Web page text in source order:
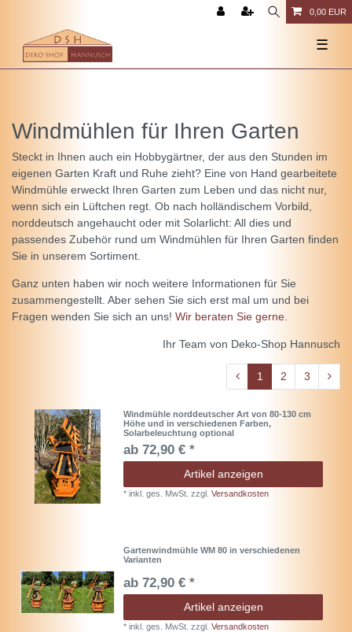
0,00 EUR
☰
Windmühlen für Ihren Garten
Steckt in Ihnen auch ein Hobbygärtner, der aus den Stunden im
eigenen Garten Kraft und Ruhe zieht? Eine von Hand gearbeitete
Windmühle erweckt Ihren Garten zum Leben und das nicht nur,
wenn sich ein Lüftchen regt. Ob nach holländischem Vorbild,
norddeutsch angehaucht oder mit Solarlicht: All dies und
passendes Zubehör rund um Windmühlen für Ihren Garten finden
Sie in unserem Sortiment.
Ganz unten haben wir noch weitere Informationen für Sie
zusammengestellt. Aber sehen Sie sich erst mal um und bei
Fragen wenden Sie sich an uns! Wir beraten Sie gerne.
Ihr Team von Deko-Shop Hannusch
1 2 3
Windmühle norddeutscher Art von 80-130 cm
Höhe und in verschiedenen Farben,
Solarbeleuchtung optional
ab 72,90 € *
Artikel anzeigen
*inkl. ges. MwSt. zzgl.Versandkosten
Gartenwindmühle WM 80 in verschiedenen
Varianten
ab 72,90 € *
Artikel anzeigen
*inkl. ges. MwSt. zzgl.Versandkosten